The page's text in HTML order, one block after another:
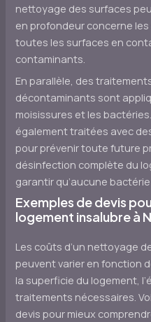
nettoyage des surfaces
en profondeur concerne
toutes les surfaces en
contaminants.
En parallèle, des
décontaminants sont
moisissures et les
également traitées avec
pour prévenir toute future
désinfection complète du
garantir qu’aucune
Exemples de devis
logement insalubre à
Les coûts d’un nettoyage
peuvent varier en fonction
la superficie du logement,
traitements nécessaires.
devis pour mieux